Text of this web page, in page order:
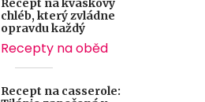
Recept na kváskový
chléb, který zvládne
opravdu každý
Recepty na oběd
Recept na casserole: